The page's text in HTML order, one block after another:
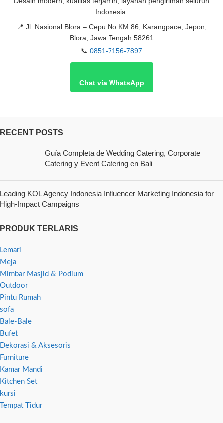
Indonesia.
📍 Jl. Nasional Blora – Cepu No.KM 86, Karangpace, Jepon,
Blora, Jawa Tengah 58261
📞 0851-7156-7897
Chat via WhatsApp
RECENT POSTS
Guía Completa de Wedding Catering, Corporate
Catering y Event Catering en Bali
Leading KOL Agency Indonesia Influencer Marketing Indonesia for
High-Impact Campaigns
PRODUK TERLARIS
Lemari
Meja
Mimbar Masjid & Podium
Outdoor
Pintu Rumah
sofa
Bale-Bale
Bufet
Dekorasi & Aksesoris
Furniture
Kamar Mandi
Kitchen Set
kursi
Tempat Tidur